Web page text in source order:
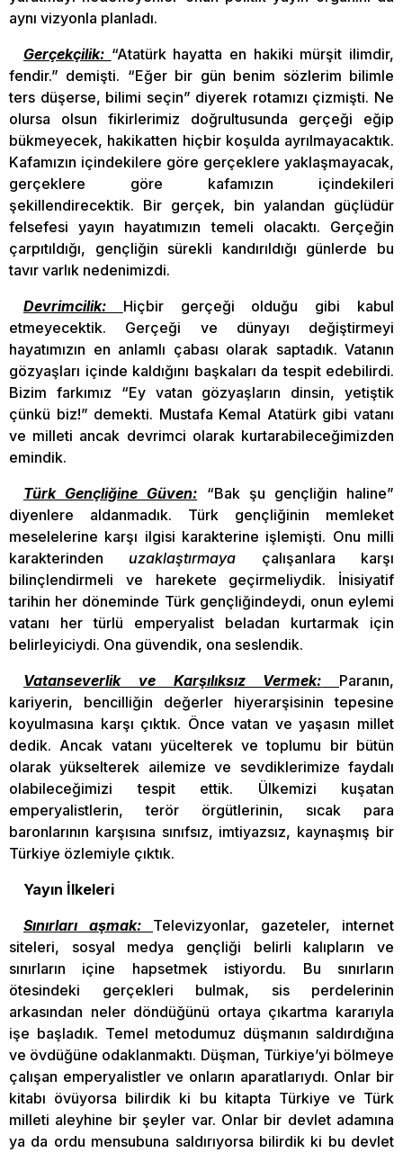
aynı vizyonla planladı.
Gerçekçilik: “Atatürk hayatta en hakiki mürşit ilimdir,
fendir.” demişti. “Eğer bir gün benim sözlerim bilimle
ters düşerse, bilimi seçin” diyerek rotamızı çizmişti. Ne
olursa olsun fikirlerimiz doğrultusunda gerçeği eğip
bükmeyecek, hakikatten hiçbir koşulda ayrılmayacaktık.
Kafamızın içindekilere göre gerçeklere yaklaşmayacak,
gerçeklere göre kafamızın içindekileri
şekillendirecektik. Bir gerçek, bin yalandan güçlüdür
felsefesi yayın hayatımızın temeli olacaktı. Gerçeğin
çarpıtıldığı, gençliğin sürekli kandırıldığı günlerde bu
tavır varlık nedenimizdi.
Devrimcilik:
Hiçbir gerçeği olduğu gibi kabul
etmeyecektik. Gerçeği ve dünyayı değiştirmeyi
hayatımızın en anlamlı çabası olarak saptadık. Vatanın
gözyaşları içinde kaldığını başkaları da tespit edebilirdi.
Bizim farkımız “Ey vatan gözyaşların dinsin, yetiştik
çünkü biz!” demekti. Mustafa Kemal Atatürk gibi vatanı
ve milleti ancak devrimci olarak kurtarabileceğimizden
emindik.
Türk Gençliğine Güven: “Bak şu gençliğin haline”
diyenlere aldanmadık. Türk gençliğinin memleket
meselelerine karşı ilgisi karakterine işlemişti. Onu milli
karakterinden uzaklaştırmaya çalışanlara karşı
bilinçlendirmeli ve harekete geçirmeliydik. İnisiyatif
tarihin her döneminde Türk gençliğindeydi, onun eylemi
vatanı her türlü emperyalist beladan kurtarmak için
belirleyiciydi. Ona güvendik, ona seslendik.
Vatanseverlik ve Karşılıksız Vermek:
Paranın,
kariyerin, bencilliğin değerler hiyerarşisinin tepesine
koyulmasına karşı çıktık. Önce vatan ve yaşasın millet
dedik. Ancak vatanı yücelterek ve toplumu bir bütün
olarak yükselterek ailemize ve sevdiklerimize faydalı
olabileceğimizi tespit ettik. Ülkemizi kuşatan
emperyalistlerin, terör örgütlerinin, sıcak para
baronlarının karşısına sınıfsız, imtiyazsız, kaynaşmış bir
Türkiye özlemiyle çıktık.
Yayın İlkeleri
Sınırları aşmak:
Televizyonlar, gazeteler, internet
siteleri, sosyal medya gençliği belirli kalıpların ve
sınırların içine hapsetmek istiyordu. Bu sınırların
ötesindeki gerçekleri bulmak, sis perdelerinin
arkasından neler döndüğünü ortaya çıkartma kararıyla
işe başladık. Temel metodumuz düşmanın saldırdığına
ve övdüğüne odaklanmaktı. Düşman, Türkiye’yi bölmeye
çalışan emperyalistler ve onların aparatlarıydı. Onlar bir
kitabı övüyorsa bilirdik ki bu kitapta Türkiye ve Türk
milleti aleyhine bir şeyler var. Onlar bir devlet adamına
ya da ordu mensubuna saldırıyorsa bilirdik ki bu devlet